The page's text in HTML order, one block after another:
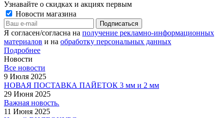
Узнавайте о скидках и акциях первым
Новости магазина
Я согласен/согласна на получение рекламно-информационных
материалов и на обработку персональных данных
Подробнее
Новости
Все новости
9 Июля 2025
НОВАЯ ПОСТАВКА ПАЙЕТОК 3 мм и 2 мм
29 Июня 2025
Важная новость.
11 Июня 2025